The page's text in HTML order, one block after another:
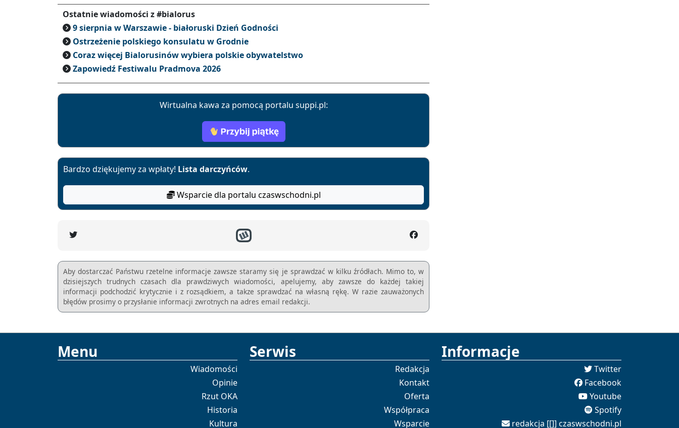
Ostatnie wiadomości z #bialorus
9 sierpnia w Warszawie - białoruski Dzień Godności
Ostrzeżenie polskiego konsulatu w Grodnie
Coraz więcej Bialorusinów wybiera polskie obywatelstwo
Zapowiedź Festiwalu Pradmova 2026
Wirtualna kawa za pomocą portalu suppi.pl:
Bardzo dziękujemy za wpłaty! Lista darczyńców.
Wsparcie dla portalu czaswschodni.pl
Aby dostarczać Państwu rzetelne informacje zawsze staramy się je sprawdzać w kilku źródłach. Mimo to, w
dzisiejszych trudnych czasach dla prawdziwych wiadomości, apelujemy, aby zawsze do każdej takiej
informacji podchodzić krytycznie i z rozsądkiem, a takze sprawdzać na własną rękę. W razie zauważonych
błędów prosimy o przysłanie informacji zwrotnych na adres email redakcji.
Menu
Wiadomości
Opinie
Rzut OKA
Historia
Kultura
Serwis
Redakcja
Kontakt
Oferta
Współpraca
Wsparcie
Informacje
Twitter
Facebook
Youtube
Spotify
redakcja [[]] czaswschodni.pl